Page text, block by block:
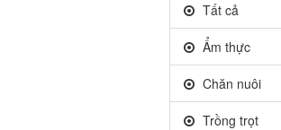
Tất cả
Ẩm thực
Chăn nuôi
Trồng trọt